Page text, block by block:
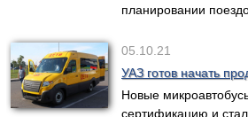
планировании
05.10.21
УАЗ готов начать
Новые
сертификацию и